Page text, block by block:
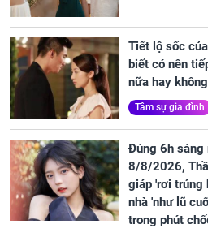
Tiết lộ sốc
biết có nên
nữa hay không
Tâm sự gia đình
Đúng 6h sáng
8/8/2026,
giáp 'rơi trúng
nhà 'như lũ
trong phút